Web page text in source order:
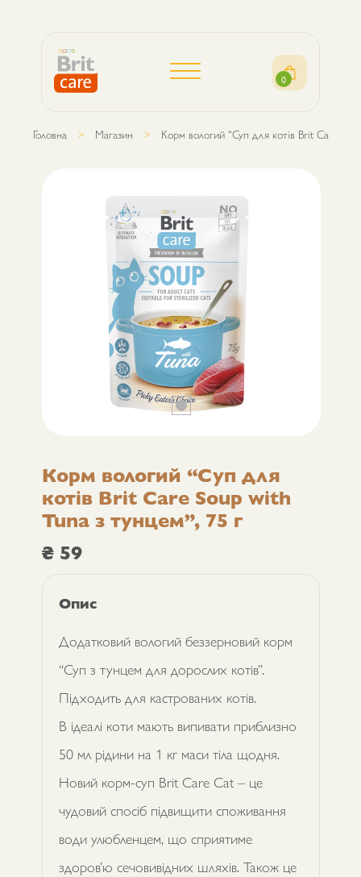
0
Головна Магазин Корм вологий “Суп для котів Brit Care
Корм вологий “Суп для
котів Brit Care Soup with
Tuna з тунцем”, 75 г
₴59
Опис
Додатковий вологий беззерновий корм
“Суп з тунцем для дорослих котів”.
Підходить для кастрованих котів.
В ідеалі коти мають випивати приблизно
50 мл рідини на 1 кг маси тіла щодня.
Новий корм-суп Brit Care Cat – це
чудовий спосіб підвищити споживання
води улюбленцем, що сприятиме
здоров’ю сечовивідних шляхів. Також це